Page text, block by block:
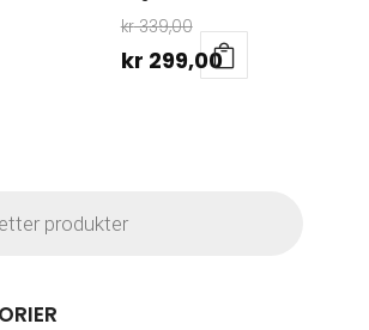
kr339,00
pris
kr 299,00Nåværende